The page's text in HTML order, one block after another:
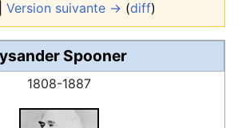
Version suivante → (diff)
Spooner
1808-1887